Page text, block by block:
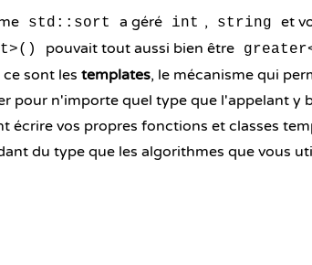
std::sort a géré int , string et
pouvait tout aussi bien être
sont les templates, le mécanisme qui
pour n'importe quel type que l'appelant y
écrire vos propres fonctions et classes
du type que les algorithmes que vous